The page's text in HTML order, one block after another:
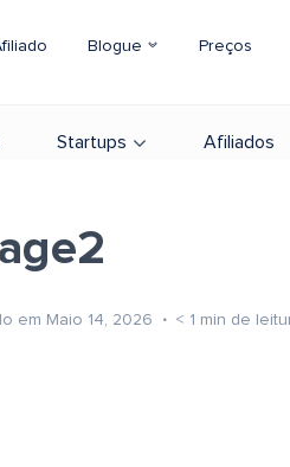
Blogue Preços
Startups Afiliados
em Maio 14, 2026 < 1 min de